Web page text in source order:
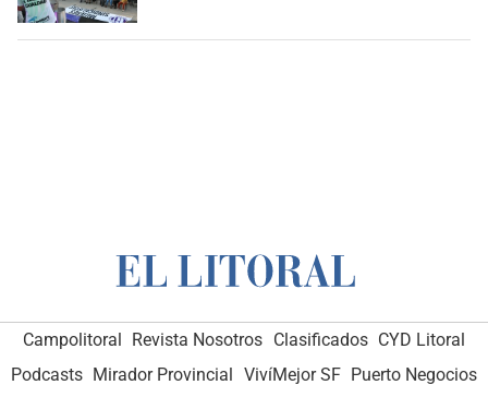
Campolitoral Revista Nosotros Clasificados CYD Litoral
Podcasts Mirador Provincial VivíMejor SF Puerto Negocios